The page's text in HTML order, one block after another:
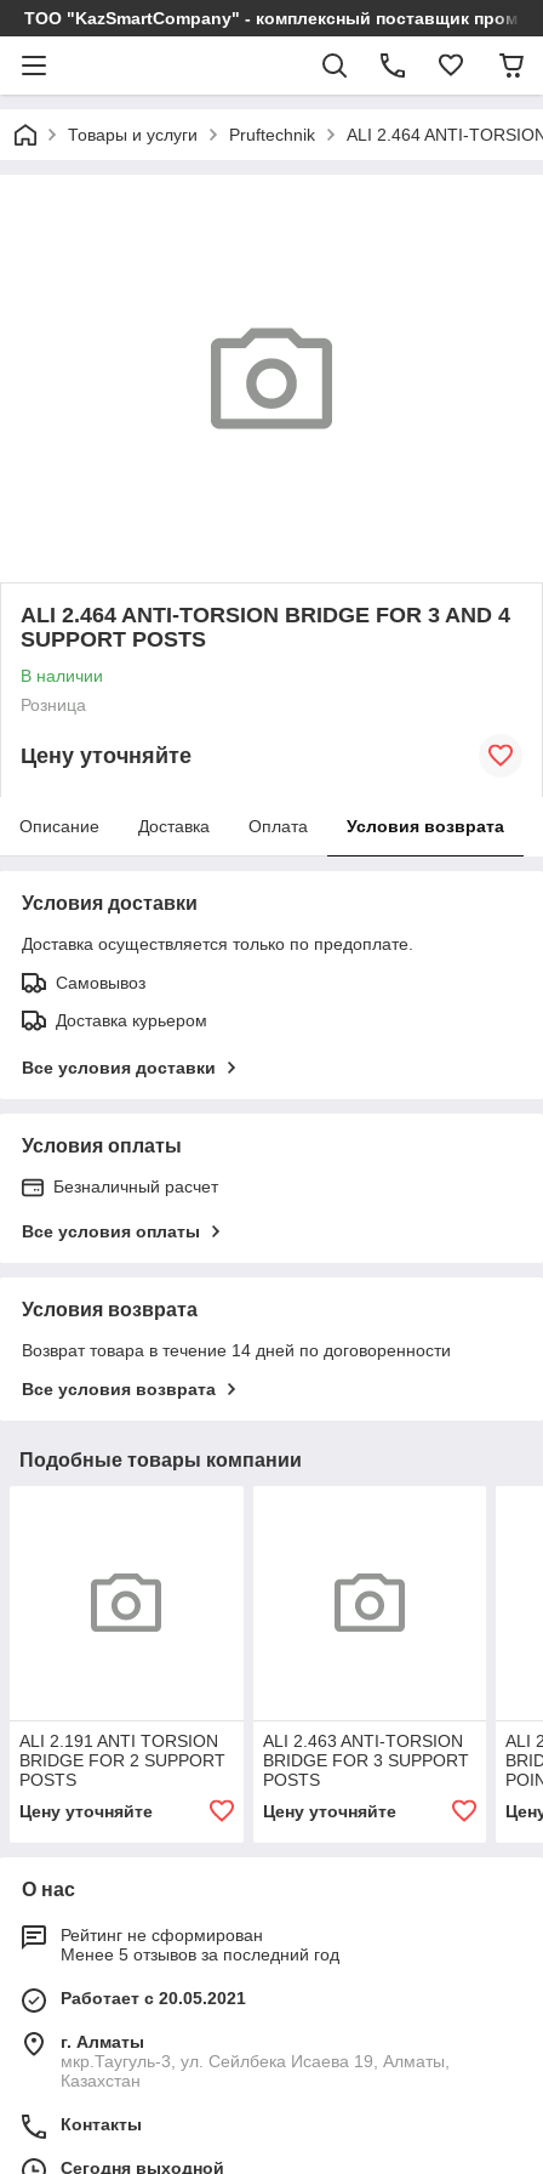
ТОО "KazSmartCompany" - комплексный поставщик
Товары и услуги Pruftechnik ALI 2.464 ANTI-
ALI 2.464 ANTI-TORSION BRIDGE FOR 3 AND 4
SUPPORT POSTS
В наличии
Розница
Цену уточняйте
Описание Доставка Оплата Условия возврата
Условия доставки
Доставка осуществляется только по предоплате.
Самовывоз
Доставка курьером
Все условия доставки
Условия оплаты
Безналичный расчет
Все условия оплаты
Условия возврата
Возврат товара в течение 14 дней по договоренности
Все условия возврата
Подобные товары компании
ALI 2.191 ANTI TORSION
BRIDGE FOR 2 SUPPORT
POSTS
Цену уточняйте
ALI 2.463 ANTI-TORSION
BRIDGE FOR 3 SUPPORT
POSTS
Цену уточняйте
ALI
О нас
Рейтинг не сформирован
Менее 5 отзывов за последний год
Работает с 20.05.2021
г. Алматы
мкр.Таугуль-3, ул. Сейлбека Исаева 19, Алматы,
Казахстан
Контакты
Сегодня выходной